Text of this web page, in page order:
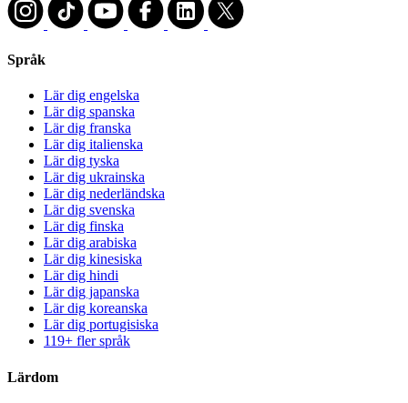
Språk
Lär dig engelska
Lär dig spanska
Lär dig franska
Lär dig italienska
Lär dig tyska
Lär dig ukrainska
Lär dig nederländska
Lär dig svenska
Lär dig finska
Lär dig arabiska
Lär dig kinesiska
Lär dig hindi
Lär dig japanska
Lär dig koreanska
Lär dig portugisiska
119+ fler språk
Lärdom